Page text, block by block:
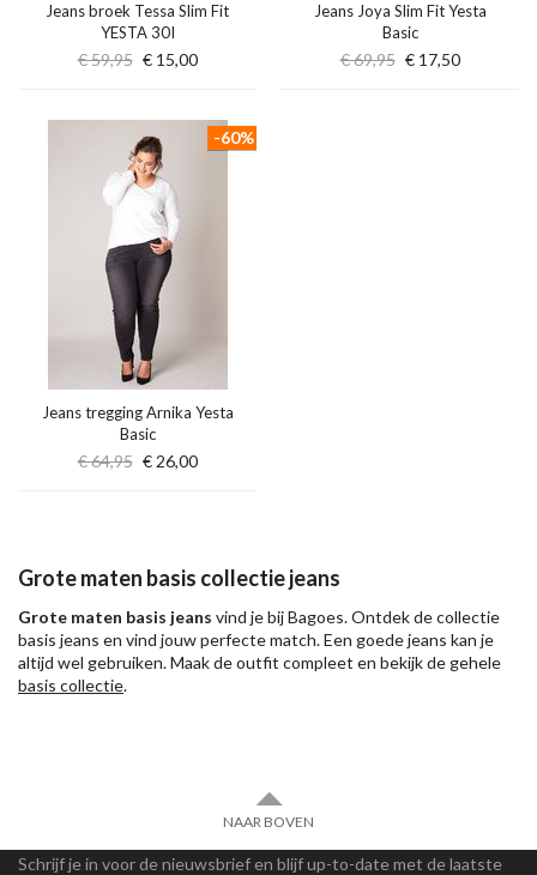
Jeans broek Tessa Slim Fit
YESTA 30I
€ 59,95 € 15,00
Jeans Joya Slim Fit Yesta
Basic
€ 69,95 € 17,50
Jeans tregging Arnika Yesta
Basic
€ 64,95 € 26,00
-60%
Grote maten basis collectie jeans
Grote maten basis jeans vind je bij Bagoes. Ontdek de collectie
basis jeans en vind jouw perfecte match. Een goede jeans kan je
altijd wel gebruiken. Maak de outfit compleet en bekijk de gehele
basis collectie.
NAAR BOVEN
Schrijf je in voor de nieuwsbrief en blijf up-to-date met de laatste